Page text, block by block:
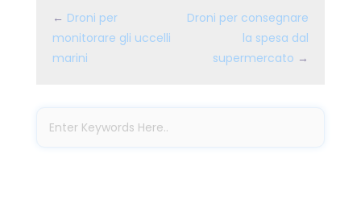
← Droni per
monitorare gli uccelli
marini
Droni per consegnare
la spesa dal
supermercato →